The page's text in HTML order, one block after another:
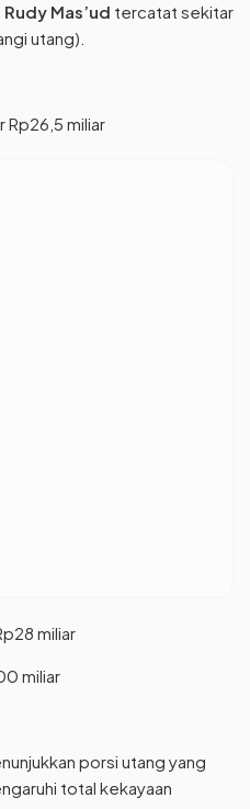
Rudy Mas’ud tercatat sekitar
utang).
Rp26,5 miliar
miliar
miliar
porsi utang yang
total kekayaan